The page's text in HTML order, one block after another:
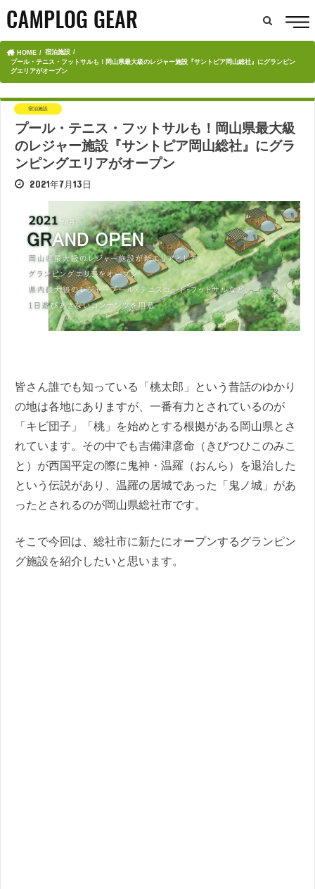
HOME
宿泊施設
プール・テニス・フットサルも！岡山県最大級のレジャー施設『サントピア岡山総社』にグランピン
グエリアがオープン
宿泊施設
プール・テニス・フットサルも！岡山県最大級
のレジャー施設『サントピア岡山総社』にグラ
ンピングエリアがオープン
2021年7月13日
皆さん誰でも知っている「桃太郎」という昔話のゆかり
の地は各地にありますが、一番有力とされているのが
「キビ団子」「桃」を始めとする根拠がある岡山県とさ
れています。その中でも吉備津彦命（きびつひこのみこ
と）が西国平定の際に鬼神・温羅（おんら）を退治した
という伝説があり、温羅の居城であった「鬼ノ城」があ
ったとされるのが岡山県総社市です。
そこで今回は、総社市に新たにオープンするグランピン
グ施設を紹介したいと思います。